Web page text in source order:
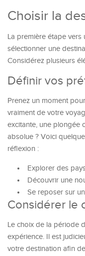
Choisir la
La première étape vers
sélectionner une
Considérez plusieurs
Définir vos
Prenez un moment
vraiment de votre
excitante, une plongée
absolue ? Voici
réflexion :
Explorer des
Découvrir une
Se reposer sur
Considérer le
Le choix de la période
expérience. Il est
votre destination afin